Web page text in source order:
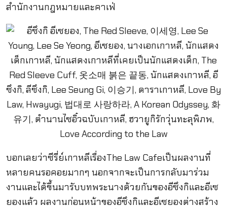
สำนักงานกฎหมายและคาเฟ่
บอกเลยว่าซีรี่ย์เกาหลีเรื่องThe Law Cafeเป็นผลงานที่
หลายคนรอคอยมากๆ นอกจากจะเป็นการกลับมาร่วม
งานและได้ขึ้นมารับบทพระนางด้วยกันของอีซึงกิและอีเซ
ยองแล้ว ผลงานก่อนหน้าของอีซึงกิและอีเซยองต่างสร้าง